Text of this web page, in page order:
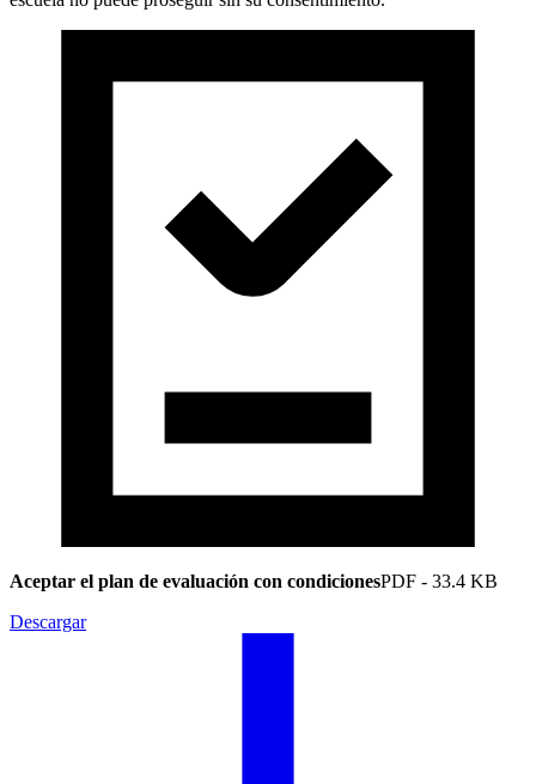
Aceptar el plan de evaluación con condicionesPDF - 33.4 KB
Descargar